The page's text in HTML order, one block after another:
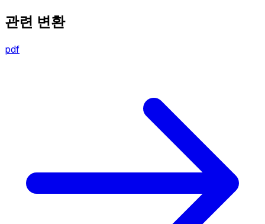
관련 변환
pdf